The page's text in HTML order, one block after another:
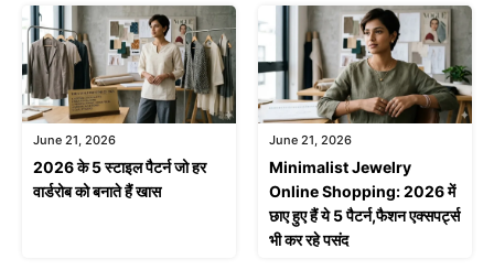
June 21, 2026
2026 के 5 स्टाइल पैटर्न जो हर
वार्डरोब को बनाते हैं खास
June 21, 2026
Minimalist Jewelry
Online Shopping: 2026 में
छाए हुए हैं ये 5 पैटर्न,फैशन एक्सपर्ट्स
भी कर रहे पसंद